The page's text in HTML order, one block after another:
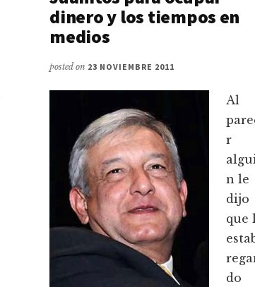
dinero y los tiempos en
medios
posted on 23 NOVIEMBRE 2011
Al
r
n le
dijo
que
do